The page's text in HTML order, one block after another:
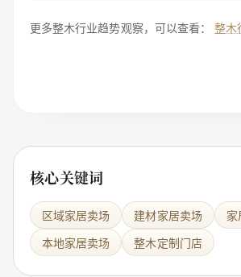
更多整木行业趋势观察，可以查看： 整木
核心关键词
区域家居卖场 建材家居卖场
本地家居卖场
整木定制门店